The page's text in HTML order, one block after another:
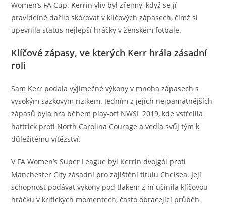
Women’s FA Cup. Kerrin vliv byl zřejmý, když se jí
pravidelně dařilo skórovat v klíčových zápasech, čímž si
upevnila status nejlepší hráčky v ženském fotbale.
Klíčové zápasy, ve kterých Kerr hrála zásadní
roli
Sam Kerr podala výjimečné výkony v mnoha zápasech s
vysokým sázkovým rizikem. Jedním z jejích nejpamátnějších
zápasů byla hra během play-off NWSL 2019, kde vstřelila
hattrick proti North Carolina Courage a vedla svůj tým k
důležitému vítězství.
V FA Women’s Super League byl Kerrin dvojgól proti
Manchester City zásadní pro zajištění titulu Chelsea. Její
schopnost podávat výkony pod tlakem z ní učinila klíčovou
hráčku v kritických momentech, často obracející průběh